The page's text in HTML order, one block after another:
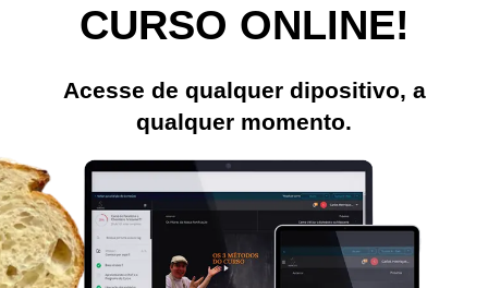
CURSO ONLINE!
Acesse de qualquer dipositivo, a
qualquer momento.